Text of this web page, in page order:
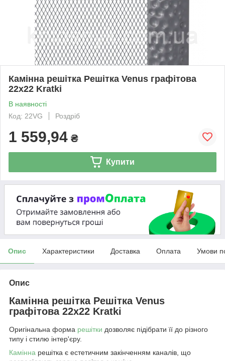
Камінна решітка Решітка Venus графітова
22x22 Kratki
В наявності
Код: 22VG
Роздріб
1 559,94 ₴
Купити
Опис Характеристики Доставка Оплата Умови
Опис
Камінна решітка Решітка Venus
графітова 22x22 Kratki
Оригінальна форма решітки дозволяє підібрати її до різного
типу і стилю інтер'єру.
Камінна решітка є естетичним закінченням каналів, що